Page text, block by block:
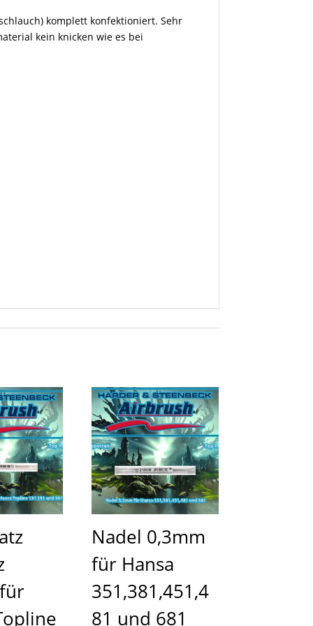
komplett konfektioniert. Sehr
kein knicken wie es bei
Nadel 0,3mm
für Hansa
351,381,451,4
81 und 681